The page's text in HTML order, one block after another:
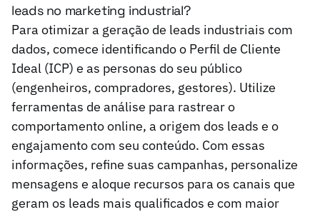
leads no marketing industrial?
Para otimizar a geração de leads industriais com
dados, comece identificando o Perfil de Cliente
Ideal (ICP) e as personas do seu público
(engenheiros, compradores, gestores). Utilize
ferramentas de análise para rastrear o
comportamento online, a origem dos leads e o
engajamento com seu conteúdo. Com essas
informações, refine suas campanhas, personalize
mensagens e aloque recursos para os canais que
geram os leads mais qualificados e com maior